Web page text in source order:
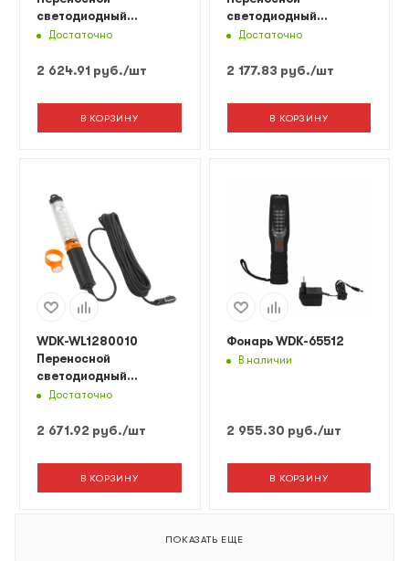
светодиодный
светильник XL, 12/24
от прикуривателя
Достаточно
2 624.91 руб./шт
В КОРЗИНУ
светодиодный
светильник XL, 220 В,
Достаточно
2 177.83 руб./шт
В КОРЗИНУ
WDK-WL1280010
Переносной
светодиодный
светильник, 12/24 В,
прикуривателя
Достаточно
2 671.92 руб./шт
В КОРЗИНУ
Фонарь WDK-65512
В наличии
2 955.30 руб./шт
В КОРЗИНУ
ПОКАЗАТЬ ЕЩЕ